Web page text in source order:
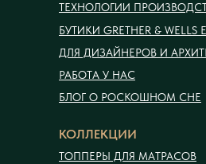
ТЕХНОЛОГИИ
БУТИКИ GRETHER & WELLS
ДЛЯ ДИЗАЙНЕРОВ И
РАБОТА У НАС
БЛОГ О РОСКОШНОМ СНЕ
КОЛЛЕКЦИИ
ТОППЕРЫ ДЛЯ МАТРАСОВ